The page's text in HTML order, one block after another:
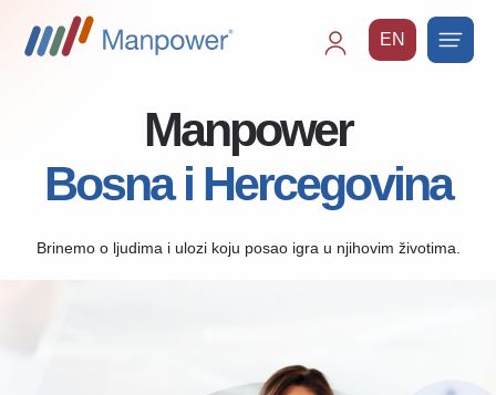
EN
Manpower
Bosna i Hercegovina
Brinemo o ljudima i ulozi koju posao igra u njihovim životima.